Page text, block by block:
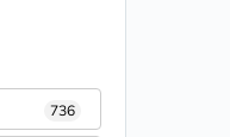
736